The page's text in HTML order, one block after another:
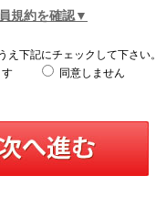
規約を確認▼
え下記にチェックして下さい。
同意しません